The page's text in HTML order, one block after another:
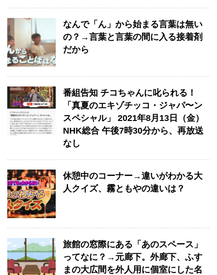
なんで「ん」から始まる言葉は無い
の？→言葉と言葉の間に入る接着剤
だから
番組告知 チコちゃんに叱られる！
「真夏のエキゾチッコ・ジャパ〜ン
スペシャル」 2021年8月13日（金）
NHK総合 午後7時30分から、再放送
なし
休憩中のコーナー→違いがわかる大
人クイズ、霧ともやの違いは？
旅館の窓際にある「あのスペース」
ってなに？→元廊下。外廊下、ふす
まの大広間を外人用に個室にした名